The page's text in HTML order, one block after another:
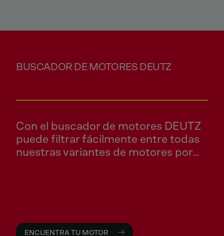
BUSCADOR DE MOTORES DEUTZ
Con el buscador de motores DEUTZ
puede filtrar fácilmente entre todas
nuestras variantes de motores por
ENCUENTRA TU MOTOR